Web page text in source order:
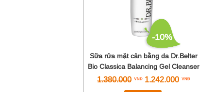
-10%
Sữa rửa mặt cân bằng da Dr.Belter
Bio Classica Balancing Gel Cleanser
1.380.000 1.242.000